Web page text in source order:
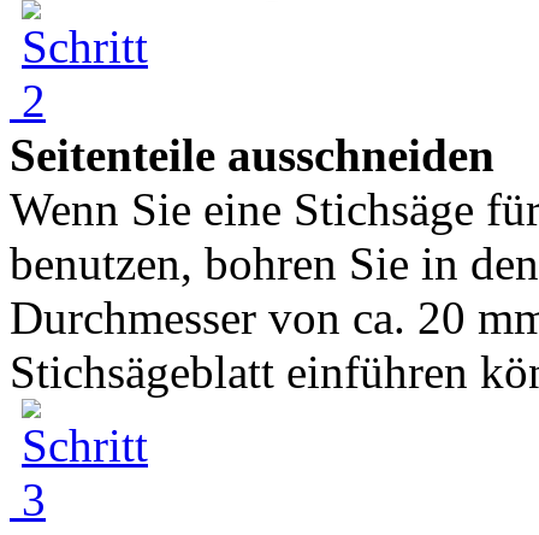
Seitenteile ausschneiden
Wenn Sie eine Stichsäge
benutzen, bohren Sie in
Durchmesser von ca. 20
Stichsägeblatt einführen